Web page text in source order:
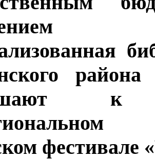
района
фестивале